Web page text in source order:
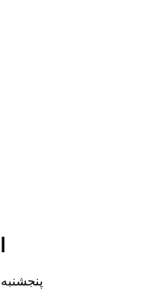
پنجشنبه ۱۵ مرداد ۱۴۰۵ - الخميس ۲۱ صفر ۱۴۴۸